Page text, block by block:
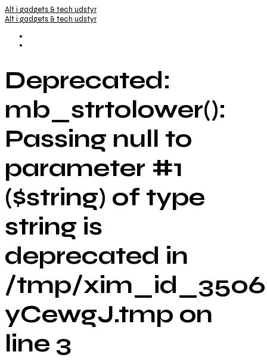
Alt i gadgets & tech udstyr
Alt i gadgets & tech udstyr
Deprecated:
mb_strtolower():
Passing null to
parameter #1
($string) of type
string is
deprecated in
/tmp/
yCewgJ.tmp on
line 3